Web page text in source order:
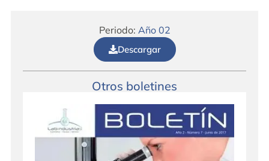
Periodo: Año 02
Descargar
Otros boletines